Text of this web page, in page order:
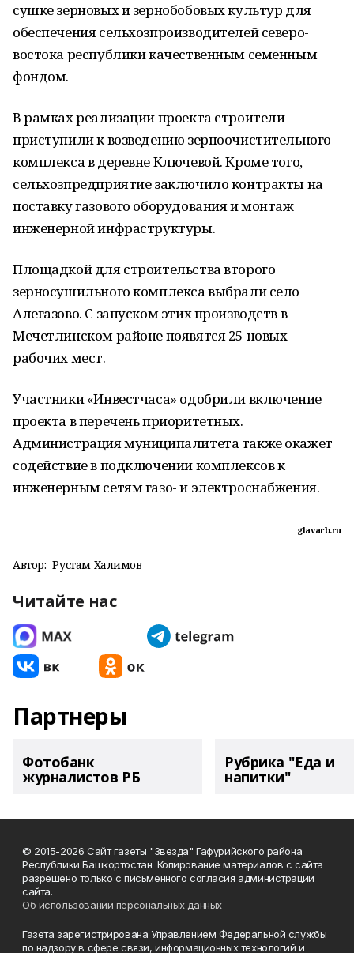
сушке зерновых и зернобобовых культур для
обеспечения сельхозпроизводителей северо-
востока республики качественным семенным
фондом.
В рамках реализации проекта строители
приступили к возведению зерноочистительного
комплекса в деревне Ключевой. Кроме того,
сельхозпредприятие заключило контракты на
поставку газового оборудования и монтаж
инженерной инфраструктуры.
Площадкой для строительства второго
зерносушильного комплекса выбрали село
Алегазово. С запуском этих производств в
Мечетлинском районе появятся 25 новых
рабочих мест.
Участники «Инвестчаса» одобрили включение
проекта в перечень приоритетных.
Администрация муниципалитета также окажет
содействие в подключении комплексов к
инженерным сетям газо- и электроснабжения.
glavarb.ru
Автор: Рустам Халимов
Читайте нас
Партнеры
Фотобанк
журналистов РБ
Рубрика "Еда и
напитки"
© 2015-2026 Сайт газеты "Звезда" Гафурийского района
Республики Башкортостан. Копирование материалов с сайта
разрешено только с письменного согласия администрации
сайта.
Об использовании персональных данных
Газета зарегистрирована Управлением Федеральной службы
по надзору в сфере связи, информационных технологий и